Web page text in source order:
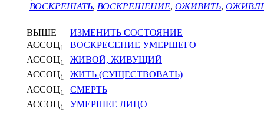
ВОСКРЕШАТЬ, ВОСКРЕШЕНИЕ, ОЖИВИТЬ,
ВЫШЕ
ИЗМЕНИТЬ СОСТОЯНИЕ
АССОЦ1
ВОСКРЕСЕНИЕ УМЕРШЕГО
АССОЦ1
ЖИВОЙ, ЖИВУЩИЙ
АССОЦ1
ЖИТЬ (СУЩЕСТВОВАТЬ)
АССОЦ1
СМЕРТЬ
АССОЦ1 УМЕРШЕЕ ЛИЦО